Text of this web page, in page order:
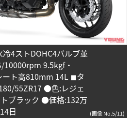
4ストDOHC4バルブ並
10000rpm 9.5kgf・
ト高810mm 14L ◼︎タ
55ZR17 ●色:レジェ
ブラック ●価格:132万
日
(画像 No.5/11)